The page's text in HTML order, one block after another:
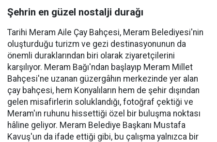
Şehrin en güzel nostalji durağı
Tarihi Meram Aile Çay Bahçesi, Meram Belediyesi'nin
oluşturduğu turizm ve gezi destinasyonunun da
önemli duraklarından biri olarak ziyaretçilerini
karşılıyor. Meram Bağı'ndan başlayıp Meram Millet
Bahçesi'ne uzanan güzergâhın merkezinde yer alan
çay bahçesi, hem Konyalıların hem de şehir dışından
gelen misafirlerin soluklandığı, fotoğraf çektiği ve
Meram'ın ruhunu hissettiği özel bir buluşma noktası
hâline geliyor. Meram Belediye Başkanı Mustafa
Kavuş'un da ifade ettiği gibi, bu çalışma yalnızca bir